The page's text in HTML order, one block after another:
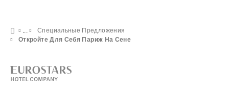
Специальные Предложения
Откройте Для Себя Париж На Сене